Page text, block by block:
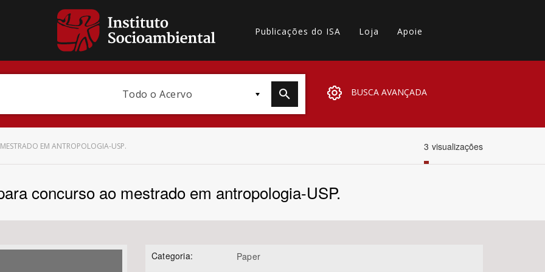
Publicações do ISA Loja Apoie
Todo o Acervo BUSCA AVANÇADA
EM ANTROPOLOGIA-USP. 3 visualizações
concurso ao mestrado em antropologia-USP.
Categoria: Paper